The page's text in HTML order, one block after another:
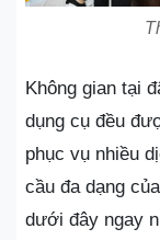
Không gian tại
dụng cụ đều
phục vụ nhiều
cầu đa dạng
dưới đây ngay